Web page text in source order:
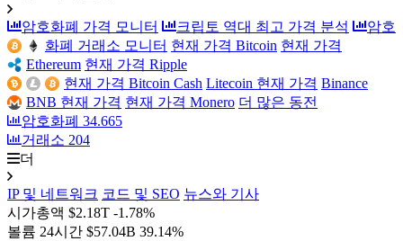
암호화폐 가격 모니터 크립토 역대 최고 가격 분석
암호
화폐 거래소 모니터 현재 가격 Bitcoin 현재 가격
Ethereum 현재 가격 Ripple
현재 가격 Bitcoin Cash Litecoin 현재 가격 Binance
BNB 현재 가격 현재 가격 Monero 더 많은 동전
암호화폐 34.665
거래소 204
더
IP 및 네트워크 코드 및 SEO 뉴스와 기사
시가총액 $2.18T -1.78%
볼륨 24시간 $57.04B 39.14%